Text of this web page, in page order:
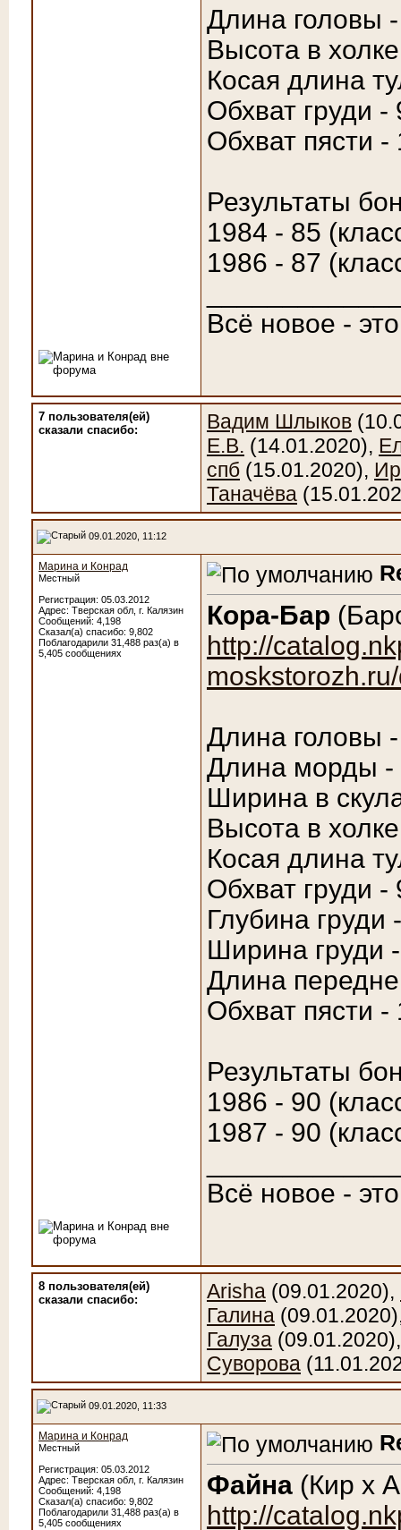
Длина головы
Высота в
Косая длина
Обхват груди -
Обхват пясти -
Результаты
1984 - 85
1986 - 87
Всё новое -
7 пользователя(ей)
сказали cпасибо:
Вадим Шлыков
Е.В. (14.01.2020),
спб (15.01.2020),
Таначёва
09.01.2020, 11:12
Марина и Конрад
Местный
Регистрация: 05.03.2012
Адрес: Тверская обл, г. Калязин
Сообщений: 4,198
Сказал(а) спасибо: 9,802
Поблагодарили 31,488 раз(а) в
5,405 сообщениях
Кора-Бар
http://
Длина головы
Длина морды -
Ширина в
Высота в
Косая длина
Обхват груди -
Глубина груди
Ширина груди
Длина
Обхват пясти -
Результаты
1986 - 90
1987 - 90
Всё новое -
8 пользователя(ей)
сказали cпасибо:
Arisha (09.01.2020),
Галина
Галуза
Суворова
09.01.2020, 11:33
Марина и Конрад
Местный
Регистрация: 05.03.2012
Адрес: Тверская обл, г. Калязин
Сообщений: 4,198
Сказал(а) спасибо: 9,802
Поблагодарили 31,488 раз(а) в
5,405 сообщениях
Файна (Кир х
http://